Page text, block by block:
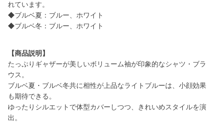
れています。
◆ブルベ夏：ブルー、ホワイト
◆ブルベ冬：ブルー、ホワイト
【商品説明】
たっぷりギャザーが美しいボリューム袖が印象的なシャツ・ブラ
ウス。
ブルベ夏・ブルベ冬共に相性が上品なライトブルーは、小顔効果
も期待できる。
ゆったりシルエットで体型カバーしつつ、きれいめスタイルを演
出。